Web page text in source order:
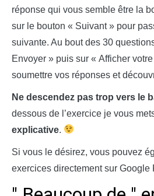
réponse qui vous semble être la
sur le bouton « Suivant » pour
suivante. Au bout des 30
Envoyer » puis sur « Afficher
soumettre vos réponses et
Ne descendez pas trop vers le
dessous de l’exercice je vous
explicative.
Si vous le désirez, vous pouvez
exercices directement sur Google